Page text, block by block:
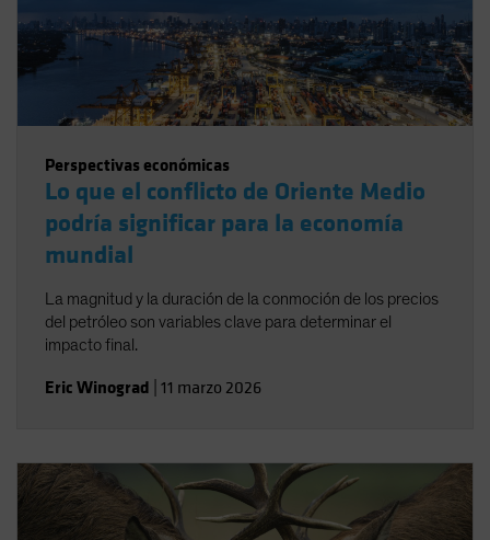
Perspectivas económicas
Lo que el conflicto de Oriente Medio
podría significar para la economía
mundial
La magnitud y la duración de la conmoción de los precios
del petróleo son variables clave para determinar el
impacto final.
Eric Winograd 11 marzo 2026